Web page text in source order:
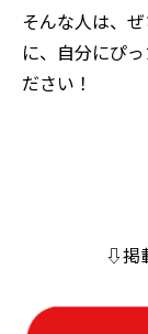
そんな人は、
に、自分にぴ
ださい！
⇩掲